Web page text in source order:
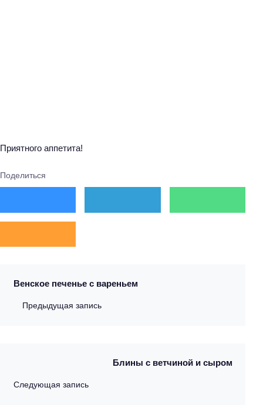
Приятного аппетита!
Поделиться
Венское печенье с вареньем
Предыдущая запись
Блины с ветчиной и сыром
Следующая запись